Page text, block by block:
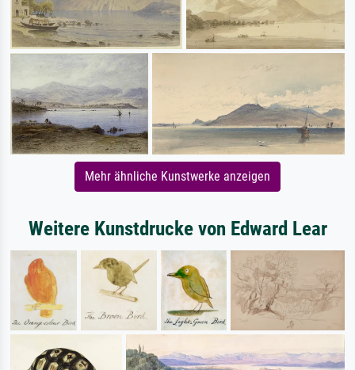
Mehr ähnliche Kunstwerke anzeigen
Weitere Kunstdrucke von Edward Lear